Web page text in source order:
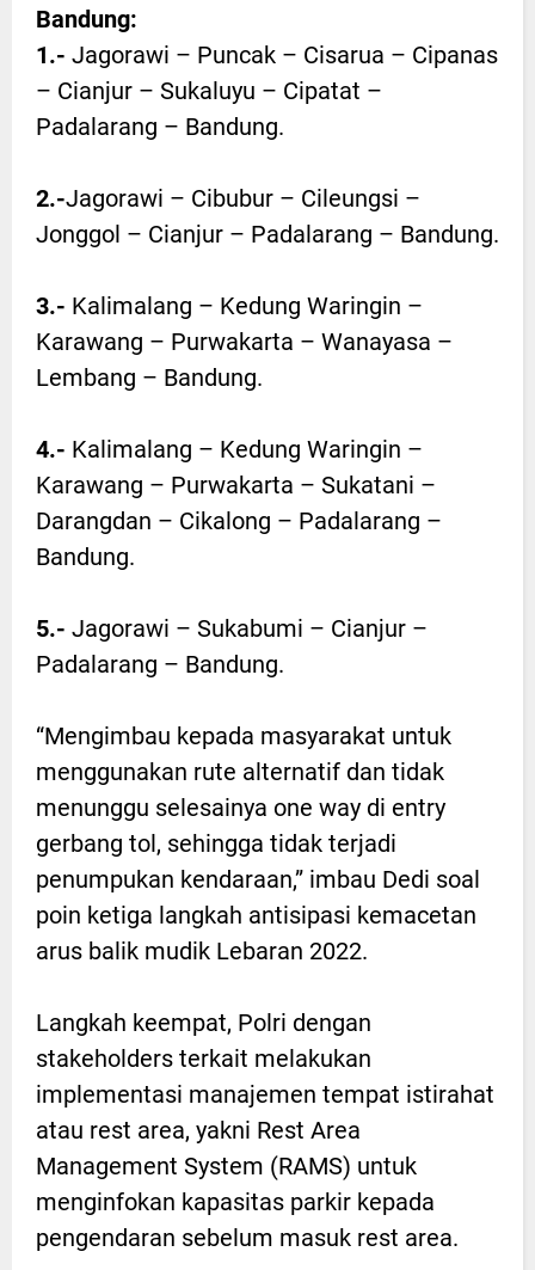
Bandung:
1.- Jagorawi – Puncak – Cisarua – Cipanas
– Cianjur – Sukaluyu – Cipatat –
Padalarang – Bandung.
2.-Jagorawi – Cibubur – Cileungsi –
Jonggol – Cianjur – Padalarang – Bandung.
3.- Kalimalang – Kedung Waringin –
Karawang – Purwakarta – Wanayasa –
Lembang – Bandung.
4.- Kalimalang – Kedung Waringin –
Karawang – Purwakarta – Sukatani –
Darangdan – Cikalong – Padalarang –
Bandung.
5.- Jagorawi – Sukabumi – Cianjur –
Padalarang – Bandung.
“Mengimbau kepada masyarakat untuk
menggunakan rute alternatif dan tidak
menunggu selesainya one way di entry
gerbang tol, sehingga tidak terjadi
penumpukan kendaraan,” imbau Dedi soal
poin ketiga langkah antisipasi kemacetan
arus balik mudik Lebaran 2022.
Langkah keempat, Polri dengan
stakeholders terkait melakukan
implementasi manajemen tempat istirahat
atau rest area, yakni Rest Area
Management System (RAMS) untuk
menginfokan kapasitas parkir kepada
pengendaran sebelum masuk rest area.